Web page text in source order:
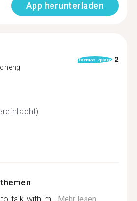
App herunterladen
format_quote 2
talk with m...Mehr lesen